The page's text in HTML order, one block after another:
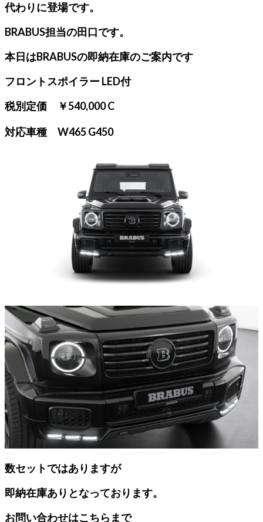
代わりに登場です。
BRABUS担当の田口です。
本日はBRABUSの即納在庫のご案内です
フロントスポイラー LED付
税別定価 ￥540,000 C
対応車種 W465 G450
数セットではありますが
即納在庫ありとなっております。
お問い合わせはこちらまで